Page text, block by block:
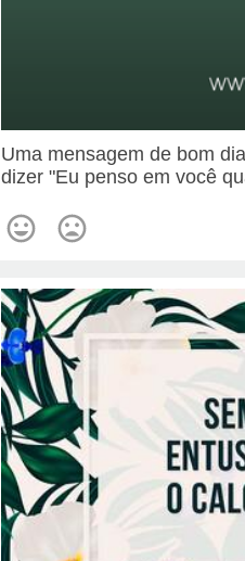
Uma mensagem de bom
dizer "Eu penso em você